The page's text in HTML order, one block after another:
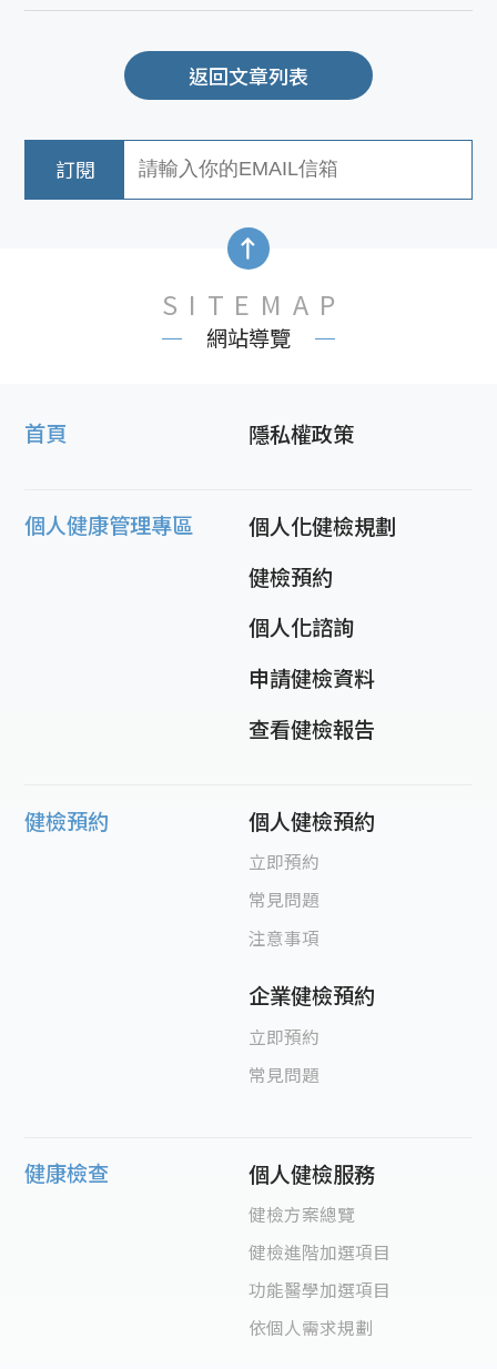
返回文章列表
SITEMAP
網站導覽
首頁 隱私權政策
個人健康管理專區
個人化健檢規劃
健檢預約
個人化諮詢
申請健檢資料
查看健檢報告
健檢預約 個人健檢預約
立即預約
常見問題
注意事項
企業健檢預約
立即預約
常見問題
健康檢查 個人健檢服務
健檢方案總覽
健檢進階加選項目
功能醫學加選項目
依個人需求規劃